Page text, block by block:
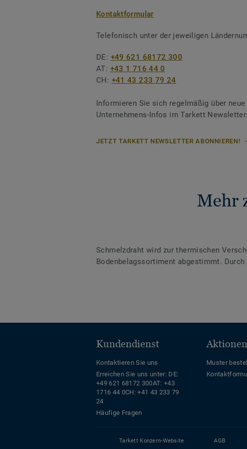
Kontaktformular
Telefonisch unter der jeweiligen
DE: +49 621 68172 300
AT: +43 1 716 44 0
CH: +41 43 233 79 24
Informieren Sie sich regelmäßig über neue
Unternehmens-Infos im Tarkett Newsletter.
JETZT TARKETT NEWSLETTER ABONNIEREN!
Mehr
Schmelzdraht wird zur thermischen
Bodenbelagssortiment abgestimmt.
Kundendienst
Kontaktieren Sie uns
Erreichen Sie uns unter: DE:
+49 621 68172 300AT: +43
1716 44 0CH: +41 43 233 79
24
Häufige Fragen
Aktionen
Muster
Tarkett Konzern-Website AGB